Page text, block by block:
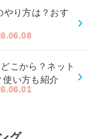
やり方は？おす
こから？ネット
い方も紹介